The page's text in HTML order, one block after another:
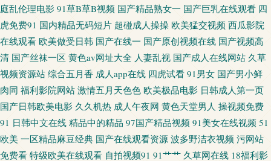
线不卡 国产偷自拍 久草最新在线资源 亚洲天堂2025 大香蕉在钱观看 免费观
看ab 亚洲三级性爱 豆花入口 久久偷拍网站 青娱乐豆花视频 熟女双飞网 亚洲
性爱区第四页 豆花社区视频图片 欧美日韩A片 午夜秀秀 www撸夜夜 精品国
产97 亚洲偷97 www豆花51 麻豆福利导航 午夜激情爽 91n香蕉社 海角社区91
人妻 青娱乐91精品 天天射综合 91视频最新链接 超碰91资源 青青依人在线 91
庭乱伦理电影 91草B草B视频 国产精品熟女一 国产巨乳在线观看 四
虎免费91 国内精品无码短片 超碰成人操操 欧美猛交视频 西瓜影院
在线观看 欧美做受日韩 国产在线一 国产原创视频在线 国产视频高
清 国产丝袜一区 黄色av网址大全 人妻乱视 国产成人在线网站 久草
视频资源站 综合五月香 成人app在线 四虎试看 91男女 国产男小鲜
肉同 福利影院网站 激情五月天色色 欧美极品电影 日韩成人第一页
国产日韩欧美电影 久久机热 成人午夜网 黄色天堂男人 操视频免费
91 日韩中文在线 精品中的精品 97国产精品视频 91美女在线视频 51
欧美 一区精品麻豆经典 国产在线观看资源 波多野洁衣视频 污网站
免费看 特级欧美在线观看 自拍视频91 91艹艹 久草网在线 18福利影